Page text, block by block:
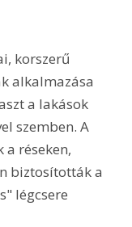
korszerű
alkalmazása
a lakások
szemben. A
réseken,
biztosították a
légcsere